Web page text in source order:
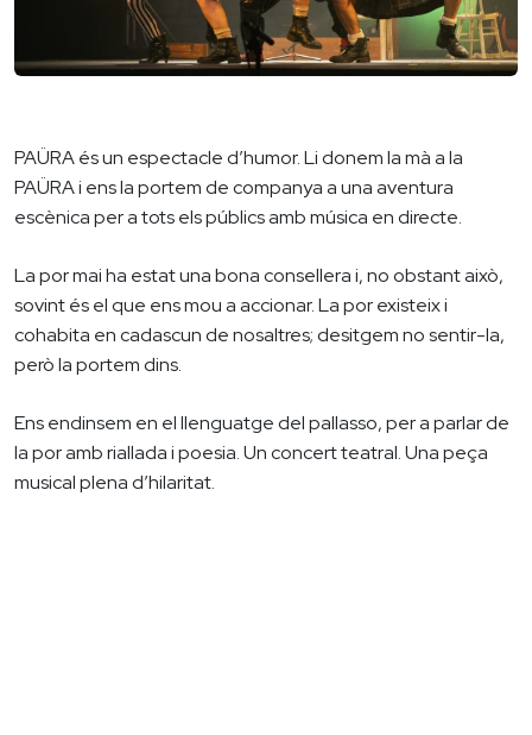
PAÜRA és un espectacle d’humor. Li donem la mà a la
PAÜRA i ens la portem de companya a una aventura
escènica per a tots els públics amb música en directe.
La por mai ha estat una bona consellera i, no obstant això,
sovint és el que ens mou a accionar. La por existeix i
cohabita en cadascun de nosaltres; desitgem no sentir-la,
però la portem dins.
Ens endinsem en el llenguatge del pallasso, per a parlar de
la por amb riallada i poesia. Un concert teatral. Una peça
musical plena d’hilaritat.